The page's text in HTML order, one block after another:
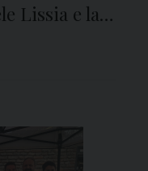
Lissia e la